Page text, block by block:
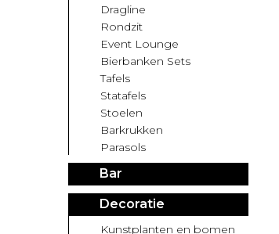
Dragline
Rondzit
Event Lounge
Bierbanken Sets
Tafels
Statafels
Stoelen
Barkrukken
Parasols
Bar
Decoratie
Kunstplanten en bomen